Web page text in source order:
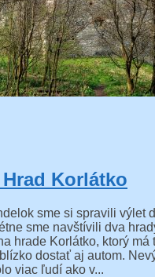
Hrad Korlátko
sme si spravili výlet
sme navštívili dva
hrade Korlátko, ktorý má
dostať aj autom.
viac ľudí ako v...